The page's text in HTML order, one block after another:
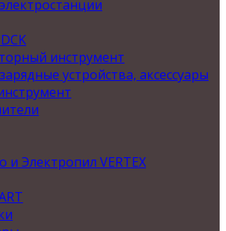
инструмент
устройства, аксессуары
и Электропил VERTEX